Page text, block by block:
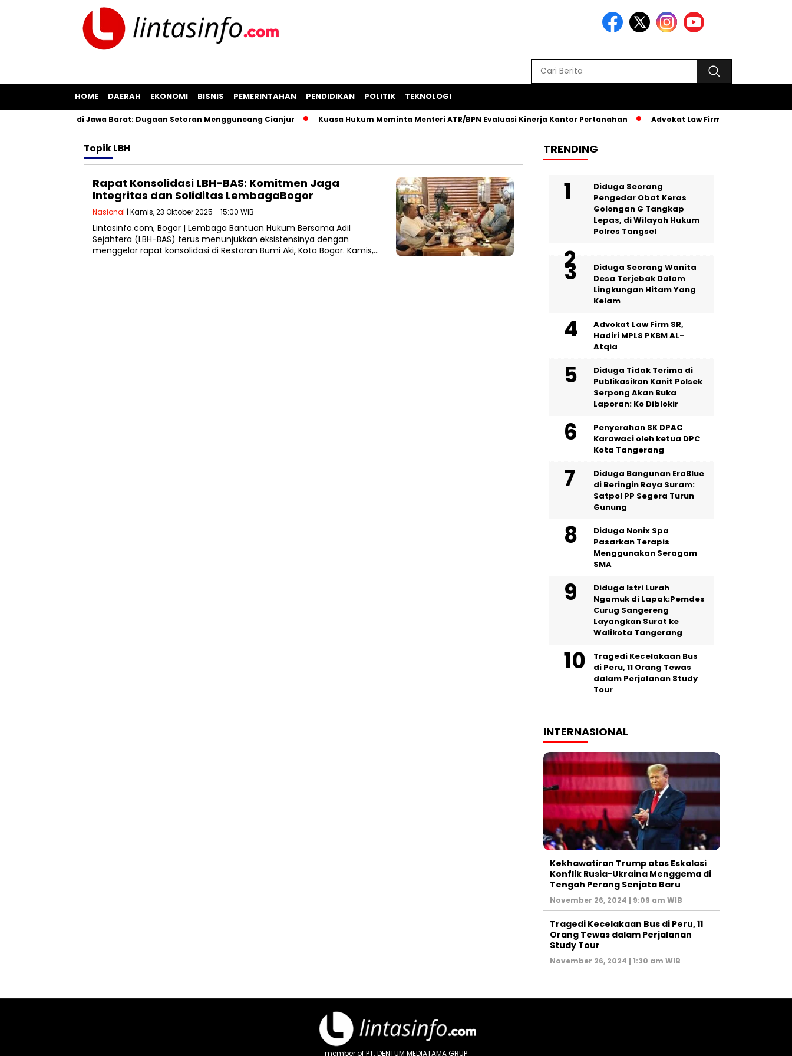
HOME DAERAH EKONOMI BISNIS PEMERINTAHAN PENDIDIKAN POLITIK TEKNOLOGI
Pil Koplo di Jawa Barat: Dugaan Setoran Mengguncang Cianjur Kuasa Hukum Meminta Menteri ATR/BPN Evaluasi Kinerja Kantor Pertanahan Advokat Law Firm SR, Hadiri MPLS
TopikLBH
Rapat Konsolidasi LBH-BAS: Komitmen Jaga
Integritas dan Soliditas LembagaBogor
Nasional | Kamis, 23 Oktober 2025 - 15:00 WIB
Lintasinfo.com, Bogor | Lembaga Bantuan Hukum Bersama Adil
Sejahtera (LBH-BAS) terus menunjukkan eksistensinya dengan
menggelar rapat konsolidasi di Restoran Bumi Aki, Kota Bogor. Kamis,…
TRENDING
‎Diduga Seorang
Pengedar Obat Keras
Golongan G Tangkap
Lepas, di Wilayah Hukum
Polres Tangsel
‎Diduga Seorang Wanita
Desa Terjebak Dalam
Lingkungan Hitam Yang
Kelam
Advokat Law Firm SR,
Hadiri MPLS PKBM AL-
Atqia
Diduga Tidak Terima di
Publikasikan Kanit Polsek
Serpong Akan Buka
Laporan: Ko Diblokir
Penyerahan SK DPAC
Karawaci oleh ketua DPC
Kota Tangerang
Diduga Bangunan EraBlue
di Beringin Raya Suram:
Satpol PP Segera Turun
Gunung
‎Diduga Nonix Spa
Pasarkan Terapis
Menggunakan Seragam
SMA
‎Diduga Istri Lurah
Ngamuk di Lapak:Pemdes
Curug Sangereng
Layangkan Surat ke
Walikota Tangerang
Tragedi Kecelakaan Bus
di Peru, 11 Orang Tewas
dalam Perjalanan Study
Tour
INTERNASIONAL
Kekhawatiran Trump atas Eskalasi
Konflik Rusia-Ukraina Menggema di
Tengah Perang Senjata Baru
November 26, 2024 | 9:09 am WIB
Tragedi Kecelakaan Bus di Peru, 11
Orang Tewas dalam Perjalanan
Study Tour
November 26, 2024 | 1:30 am WIB
member of PT. DENTUM MEDIATAMA GRUP